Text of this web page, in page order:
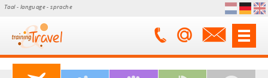
Taal - language - sprache